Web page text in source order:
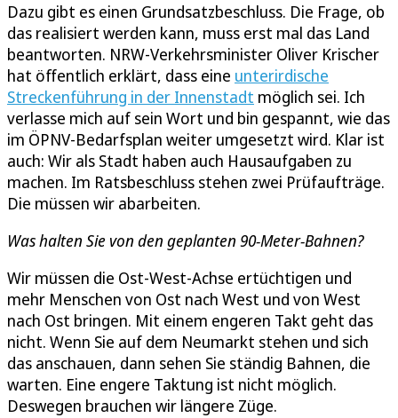
Dazu gibt es einen Grundsatzbeschluss. Die Frage, ob
das realisiert werden kann, muss erst mal das Land
beantworten. NRW-Verkehrsminister Oliver Krischer
hat öffentlich erklärt, dass eine unterirdische
Streckenführung in der Innenstadt möglich sei. Ich
verlasse mich auf sein Wort und bin gespannt, wie das
im ÖPNV-Bedarfsplan weiter umgesetzt wird. Klar ist
auch: Wir als Stadt haben auch Hausaufgaben zu
machen. Im Ratsbeschluss stehen zwei Prüfaufträge.
Die müssen wir abarbeiten.
Was halten Sie von den geplanten 90-Meter-Bahnen?
Wir müssen die Ost-West-Achse ertüchtigen und
mehr Menschen von Ost nach West und von West
nach Ost bringen. Mit einem engeren Takt geht das
nicht. Wenn Sie auf dem Neumarkt stehen und sich
das anschauen, dann sehen Sie ständig Bahnen, die
warten. Eine engere Taktung ist nicht möglich.
Deswegen brauchen wir längere Züge.